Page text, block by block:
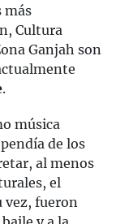
más
Cultura
Ganjah son
.
música
de los
al menos
el
vez, fueron